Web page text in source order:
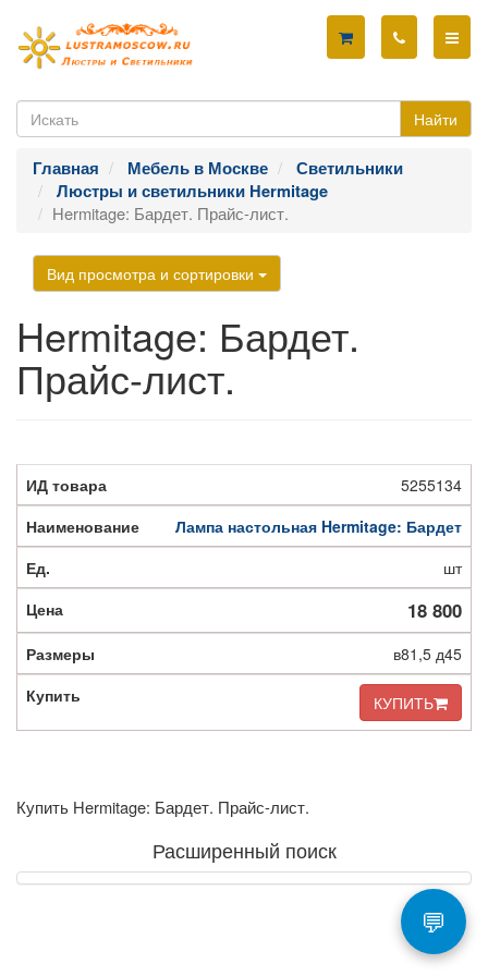
Найти
Главная Мебель в Москве
Светильники
Люстры и светильники Hermitage
Hermitage: Бардет. Прайс-лист.
Вид просмотра и сортировки
Hermitage: Бардет.
Прайс-лист.
5255134
Лампа настольная Hermitage: Бардет
шт
18 800
в81,5 д45
КУПИТЬ
Купить Hermitage: Бардет. Прайс-лист.
Расширенный поиск
💬